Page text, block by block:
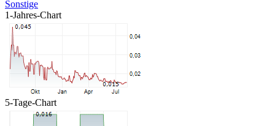
Sonstige
1-Jahres-Chart
5-Tage-Chart